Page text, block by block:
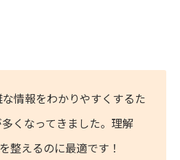
情報をわかりやすくするた
くなってきました。理解
整えるのに最適です！